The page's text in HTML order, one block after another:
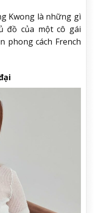
Kwong là những gì
đồ của một cô gái
phong cách French